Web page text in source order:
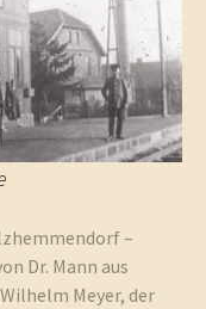
–
Dr. Mann aus
Meyer, der